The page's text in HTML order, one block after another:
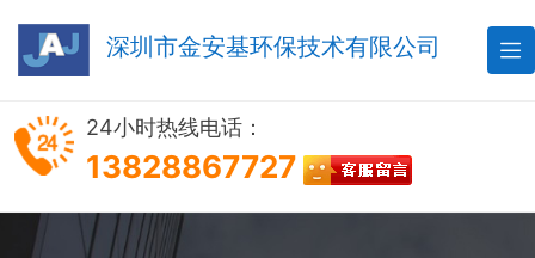
深圳市金安基环保技术有限公司 
24小时热线电话：
13828867727